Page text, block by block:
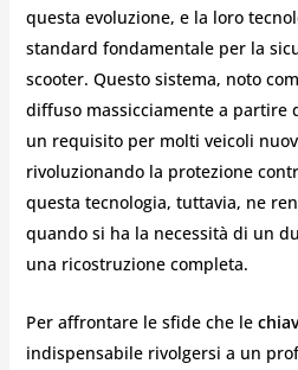
questa evoluzione, e la loro
standard fondamentale per la
scooter. Questo sistema, noto
diffuso massicciamente a partire
un requisito per molti veicoli
rivoluzionando la protezione
questa tecnologia, tuttavia, ne
quando si ha la necessità di un
una ricostruzione completa.
Per affrontare le sfide che le
indispensabile rivolgersi a un